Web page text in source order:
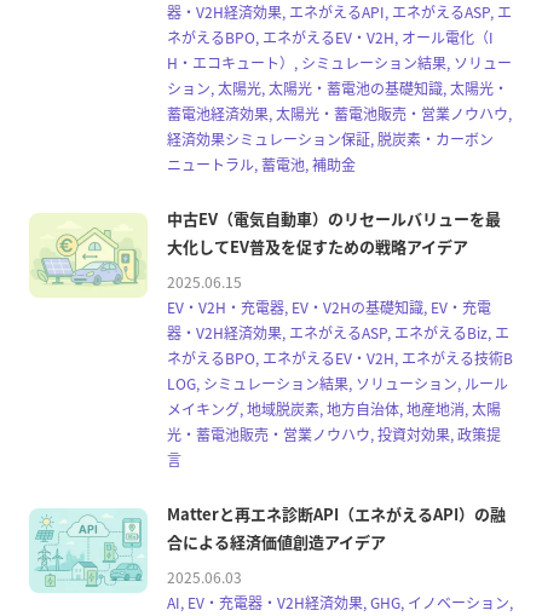
器・V2H経済効果, エネがえるAPI, エネがえるASP, エ
ネがえるBPO, エネがえるEV・V2H, オール電化（I
H・エコキュート）, シミュレーション結果, ソリュー
ション, 太陽光, 太陽光・蓄電池の基礎知識, 太陽光・
蓄電池経済効果, 太陽光・蓄電池販売・営業ノウハウ,
経済効果シミュレーション保証, 脱炭素・カーボン
ニュートラル, 蓄電池, 補助金
中古EV（電気自動車）のリセールバリューを最
大化してEV普及を促すための戦略アイデア
2025.06.15
EV・V2H・充電器, EV・V2Hの基礎知識, EV・充電
器・V2H経済効果, エネがえるASP, エネがえるBiz, エ
ネがえるBPO, エネがえるEV・V2H, エネがえる技術B
LOG, シミュレーション結果, ソリューション, ルール
メイキング, 地域脱炭素, 地方自治体, 地産地消, 太陽
光・蓄電池販売・営業ノウハウ, 投資対効果, 政策提
言
Matterと再エネ診断API（エネがえるAPI）の融
合による経済価値創造アイデア
2025.06.03
AI, EV・充電器・V2H経済効果, GHG, イノベーション,